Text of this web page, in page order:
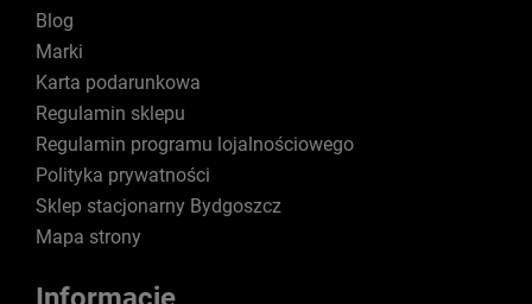
Blog
Marki
Karta podarunkowa
Regulamin sklepu
Regulamin programu lojalnościowego
Polityka prywatności
Sklep stacjonarny Bydgoszcz
Mapa strony